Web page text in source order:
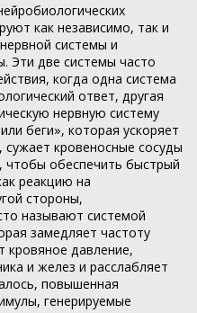
как независимо, так и
системы и
Эти две системы часто
когда одна система
ответ, другая
нервную систему
беги», которая ускоряет
кровеносные сосуды
чтобы обеспечить быстрый
реакцию на
стороны,
называют системой
замедляет частоту
кровяное давление,
и желез и расслабляет
повышенная
генерируемые